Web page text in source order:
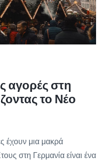
αγορές στη
το Νέο
έχουν μια μακρά
στη Γερμανία είναι ένα